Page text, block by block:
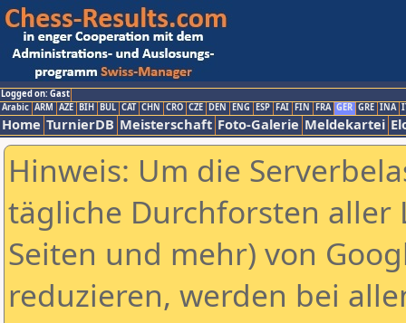
Logged on: Gast
Arabic ARM AZE BIH BUL CAT CHN CRO CZE DEN ENG ESP FAI FIN FRA GER GRE INA
Home TurnierDB Meisterschaft Foto-Galerie Meldekartei
Hinweis: Um die
tägliche Durchforsten aller
Seiten und mehr) von
reduzieren, werden bei